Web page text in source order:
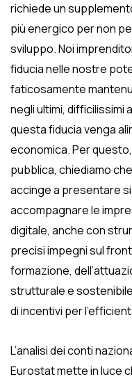
richiede un
più energico per non
sviluppo. Noi
fiducia nelle nostre
faticosamente
negli ultimi, difficilissimi
questa fiducia venga
economica. Per
pubblica, chiediamo
accinge a presentare
accompagnare le
digitale, anche con
precisi impegni sul
formazione,
strutturale e
di incentivi per
L’analisi dei conti
Eurostat mette in luce